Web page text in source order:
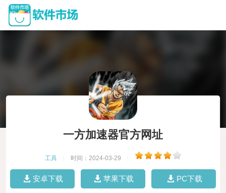
一方加速器官方网址
工具 时间：2024-03-29
安卓下载 苹果下载 PC下载